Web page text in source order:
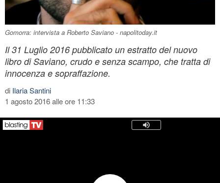
Gomorra: intervista a Roberto Saviano - napolitoday.it
Il 31 Luglio 2016 pubblicato un estratto del nuovo
libro di Saviano, crudo e senza scampo, che tratta di
innocenza e sopraffazione.
di Ilaria Santini
1 agosto 2016 alle ore 11:33